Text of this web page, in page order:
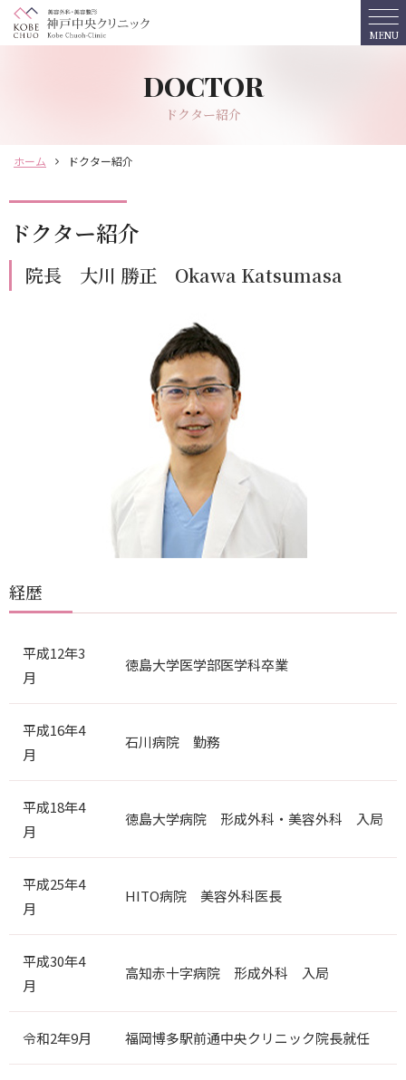
MENU
ご相談・ご予約はこちらから
TEL.0120-884-790
電話受付：9:30～18:00
WEB相談・予約
料金表
クリニック紹介
【手術用】未成年の方 同意書
【処方薬用】未成年の方 同意書
ドクター紹介
ホーム ドクター紹介
ドクター紹介
院長 大川 勝正 Okawa Katsumasa
経歴
平成12年3
月
徳島大学医学部医学科卒業
平成16年4
月
石川病院 勤務
平成18年4
月
徳島大学病院 形成外科・美容外科 入局
平成25年4
月
HITO病院 美容外科医長
平成30年4
月
高知赤十字病院 形成外科 入局
令和2年9月 福岡博多駅前通中央クリニック院長就任